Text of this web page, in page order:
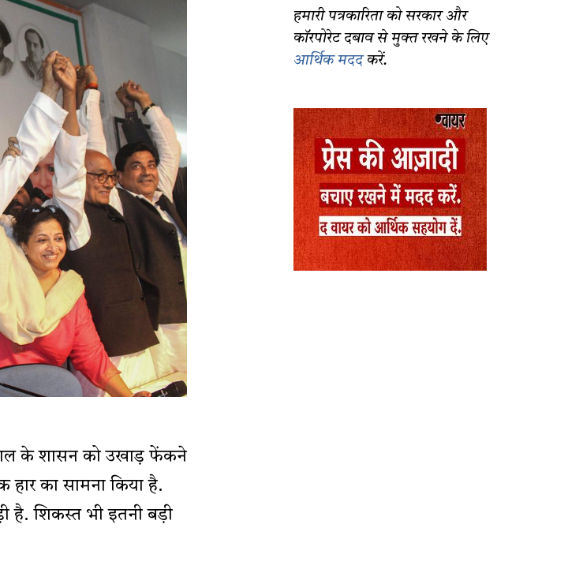
के शासन को उखाड़ फेंकने
हार का सामना किया है.
है. शिकस्त भी इतनी बड़ी
हमारी पत्रकारिता को सरकार और
कॉरपोरेट दबाव से मुक्त रखने के लिए
आर्थिक मददकरें.